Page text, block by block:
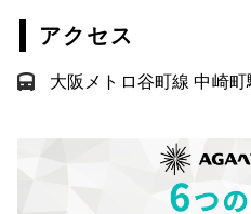
アクセス
大阪メトロ谷町線 中崎